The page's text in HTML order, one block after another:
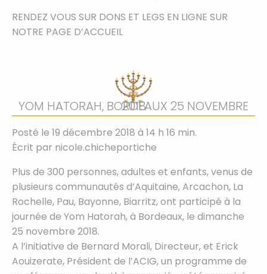
RENDEZ VOUS SUR DONS ET LEGS EN LIGNE SUR
NOTRE PAGE D’ACCUEIL
YOM HATORAH, BORDEAUX 25 NOVEMBRE 2018
Posté le 19 décembre 2018 à 14 h 16 min.
Écrit par nicole.chicheportiche
Plus de 300 personnes, adultes et enfants, venus de
plusieurs communautés d’Aquitaine, Arcachon, La
Rochelle, Pau, Bayonne, Biarritz, ont participé à la
journée de Yom Hatorah, à Bordeaux, le dimanche
25 novembre 2018.
A l’initiative de Bernard Morali, Directeur, et Erick
Aouizerate, Président de l’ACIG, un programme de